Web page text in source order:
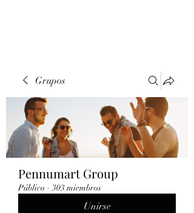
Grupos
Pennumart Group
Público · 303 miembros
Unirse